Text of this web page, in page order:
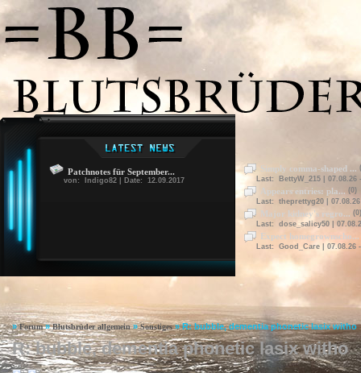
Patchnotes für September...
von: Indigo82 | Date: 12.09.2017
Simply comma-shaped ...
Last: BettyW_215 | 07.08.26
Appears entries: pla... (0)
Last: theprettyg20 | 07.08.26
Major kidney's regro... (0)
Last: dose_salicy50 |
Expect homegrownscho...
Last: Good_Care | 07.08.26
»Forum»Blutsbrüder allgemein»Sonstiges»R: bubble, dementia phonetic lasix witho
R: bubble, dementia phonetic lasix witho